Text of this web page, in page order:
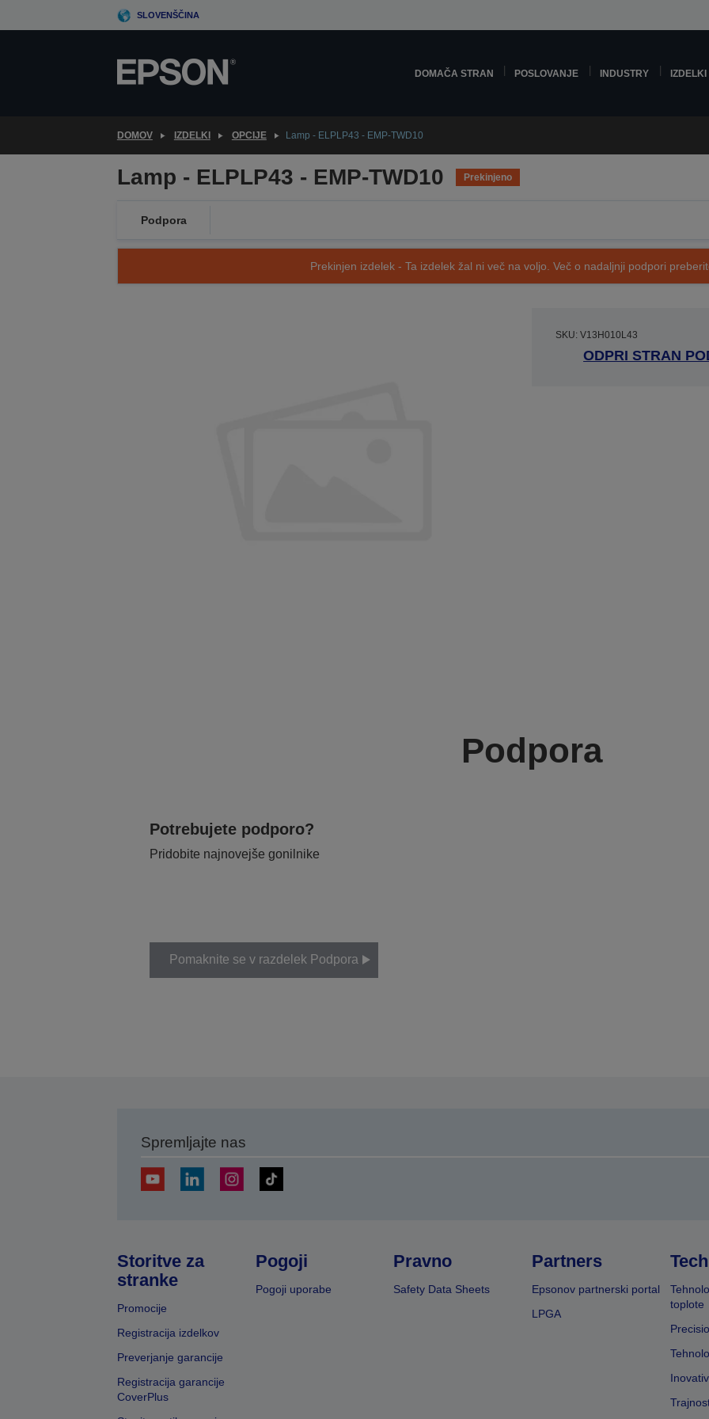
to
SLOVENŠČINA
DOMAČA STRAN POSLOVANJE INDUSTRY IZDELKI
DOMOV IZDELKI OPCIJE Lamp - ELPLP43 - EMP-TWD10
Lamp - ELPLP43 - EMP-TWD10 Prekinjeno
Podpora
Prekinjen izdelek - Ta izdelek žal ni več na voljo. Več o nadaljnji podpori
SKU: V13H010L43
ODPRI STRAN
Podpora
Potrebujete podporo?
Pridobite najnovejše gonilnike
Pomaknite se v razdelek Podpora
Spremljajte nas
Storitve za
stranke
Promocije
Registracija izdelkov
Preverjanje garancije
Registracija garancije
CoverPlus
Pogoji
Pogoji uporabe
Pravno
Safety Data Sheets
Partners
Epsonov partnerski portal
LPGA
toplote